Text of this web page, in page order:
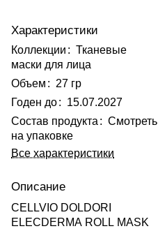
Характеристики
Коллекции : Тканевые
маски для лица
Объем : 27 гр
Годен до: 15.07.2027
Состав продукта : Смотреть
на упаковке
Все характеристики
Описание
CELLVIO DOLDORI
ELECDERMA ROLL MASK